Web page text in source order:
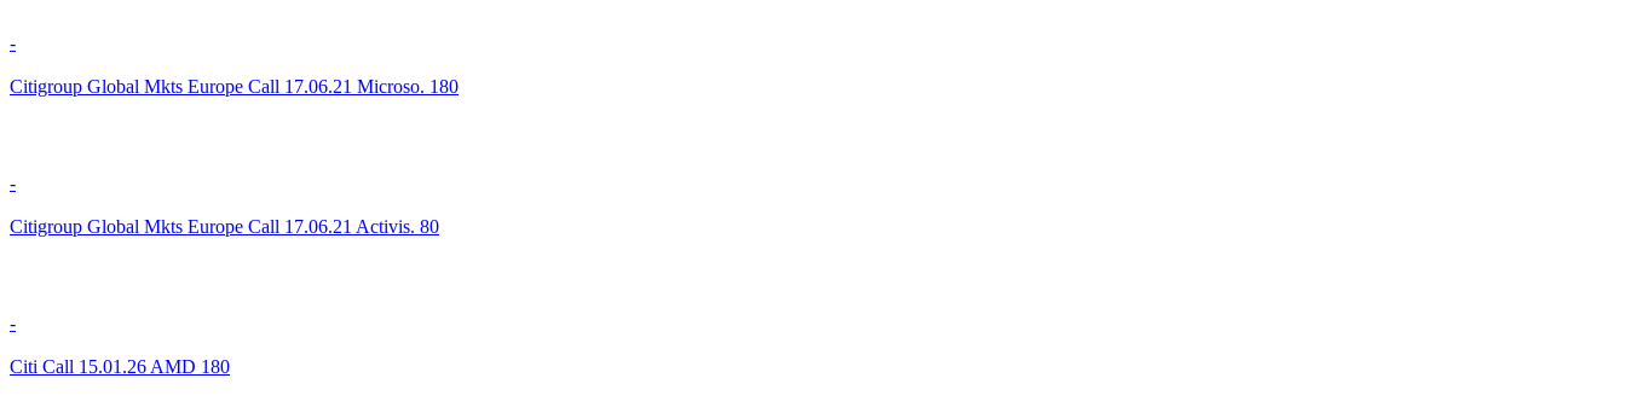
-
Citigroup Global Mkts Europe Call 17.06.21 Microso. 180
-
Citigroup Global Mkts Europe Call 17.06.21 Activis. 80
-
Citi Call 15.01.26 AMD 180